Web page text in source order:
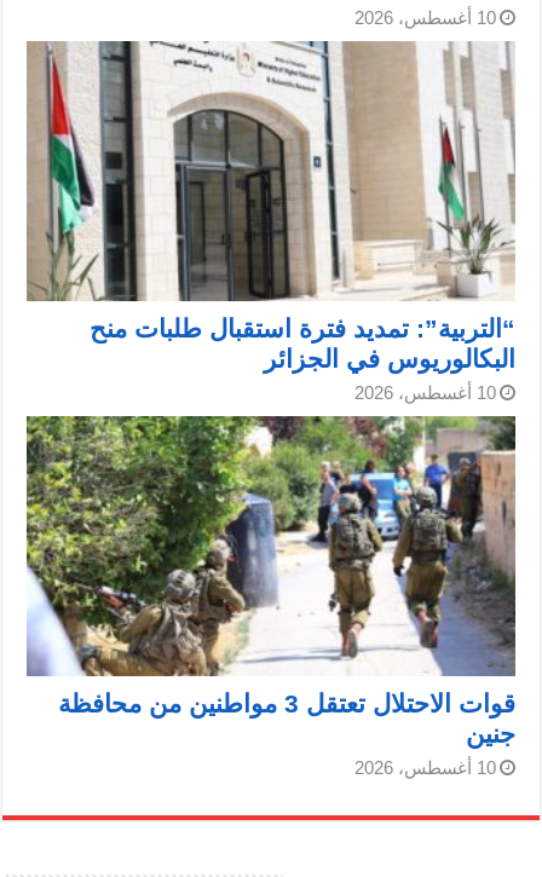
10 أغسطس، 2026
“التربية”: تمديد فترة استقبال طلبات منح
البكالوريوس في الجزائر
10 أغسطس، 2026
قوات الاحتلال تعتقل 3 مواطنين من محافظة
جنين
10 أغسطس، 2026